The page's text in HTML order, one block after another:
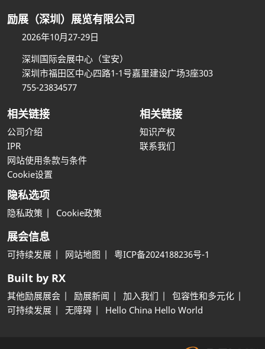
励展（深圳）展览有限公司
2026年10月27-29日
深圳国际会展中心（宝安）
深圳市福田区中心四路1-1号嘉里建设广场3座303
755-23834577
相关链接
公司介绍
IPR
网站使用条款与条件
Cookie设置
相关链接
知识产权
联系我们
隐私选项
隐私政策 Cookie政策
展会信息
可持续发展 网站地图 粤ICP备2024188236号-1
Built by RX
其他励展展会 励展新闻 加入我们
包容性和多元化
可持续发展
无障碍 Hello China Hello World